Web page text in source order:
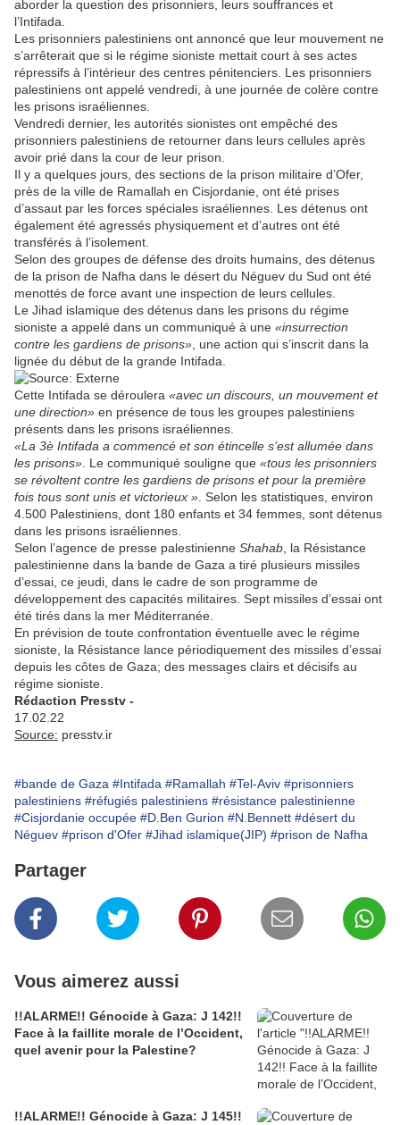
aborder la question des prisonniers, leurs souffrances et
l’Intifada.
Les prisonniers palestiniens ont annoncé que leur mouvement ne
s’arrêterait que si le régime sioniste mettait court à ses actes
répressifs à l’intérieur des centres pénitenciers. Les prisonniers
palestiniens ont appelé vendredi, à une journée de colère contre
les prisons israéliennes.
Vendredi dernier, les autorités sionistes ont empêché des
prisonniers palestiniens de retourner dans leurs cellules après
avoir prié dans la cour de leur prison.
Il y a quelques jours, des sections de la prison militaire d’Ofer,
près de la ville de Ramallah en Cisjordanie, ont été prises
d’assaut par les forces spéciales israéliennes. Les détenus ont
également été agressés physiquement et d’autres ont été
transférés à l’isolement.
Selon des groupes de défense des droits humains, des détenus
de la prison de Nafha dans le désert du Néguev du Sud ont été
menottés de force avant une inspection de leurs cellules.
Le Jihad islamique des détenus dans les prisons du régime
sioniste a appelé dans un communiqué à une «insurrection
contre les gardiens de prisons» , une action qui s’inscrit dans la
lignée du début de la grande Intifada.
Cette Intifada se déroulera «avec un discours, un mouvement et
une direction» en présence de tous les groupes palestiniens
présents dans les prisons israéliennes.
«La 3è Intifada a commencé et son étincelle s’est allumée dans
les prisons» . Le communiqué souligne que «tous les prisonniers
se révoltent contre les gardiens de prisons et pour la première
fois tous sont unis et victorieux » . Selon les statistiques, environ
4.500 Palestiniens, dont 180 enfants et 34 femmes, sont détenus
dans les prisons israéliennes.
Selon l’agence de presse palestinienne Shahab , la Résistance
palestinienne dans la bande de Gaza a tiré plusieurs missiles
d’essai, ce jeudi, dans le cadre de son programme de
développement des capacités militaires. Sept missiles d’essai ont
été tirés dans la mer Méditerranée.
En prévision de toute confrontation éventuelle avec le régime
sioniste, la Résistance lance périodiquement des missiles d’essai
depuis les côtes de Gaza; des messages clairs et décisifs au
régime sioniste.
Rédaction Presstv -
17.02.22
Source: presstv.ir
#bande de Gaza #Intifada #Ramallah #Tel-Aviv #prisonniers
palestiniens #réfugiés palestiniens #résistance palestinienne
#Cisjordanie occupée #D.Ben Gurion #N.Bennett #désert du
Néguev #prison d'Ofer #Jihad islamique(JIP) #prison de Nafha
Partager
Vous aimerez aussi
!!ALARME!! Génocide à Gaza: J 142!!
Face à la faillite morale de l’Occident,
quel avenir pour la Palestine?
!!ALARME!! Génocide à Gaza: J 145!!